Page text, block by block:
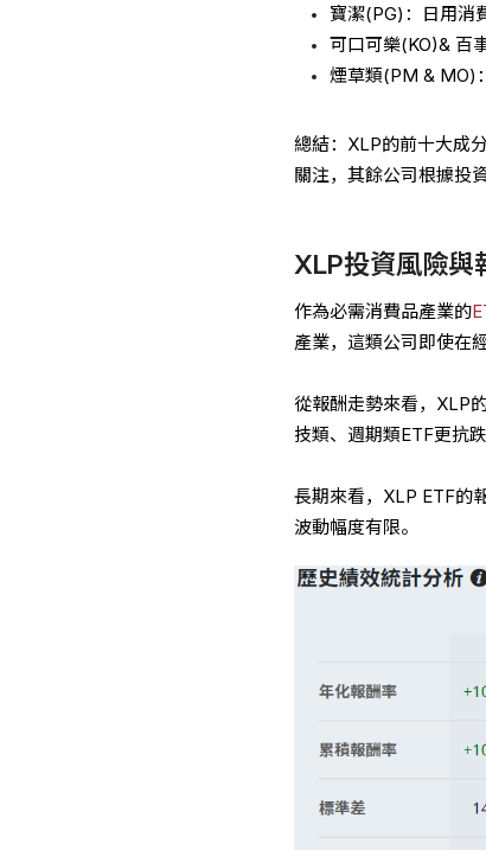
寶潔(PG)：日用消
可口可樂(KO)& 百
煙草類(PM & MO)
總結：XLP的前十大成
關注，其餘公司根據投
XLP投資風險與
作為必需消費品產業的
產業，這類公司即使在
從報酬走勢來看，XLP
技類、週期類ETF更抗
長期來看，XLP ETF的
波動幅度有限。